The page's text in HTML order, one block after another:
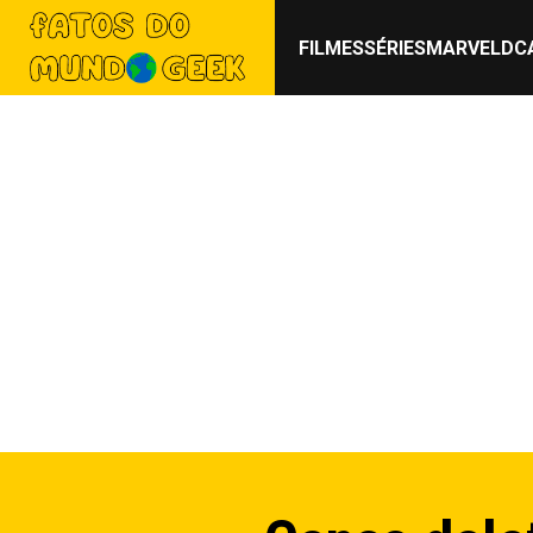
FILMESSÉRIESMARVELDC